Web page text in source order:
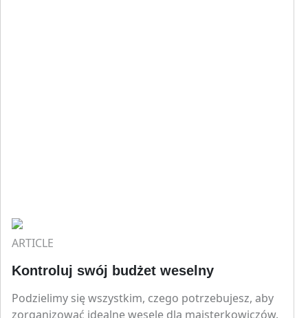
ARTICLE
Kontroluj swój budżet weselny
Podzielimy się wszystkim, czego potrzebujesz, aby
zorganizować idealne wesele dla majsterkowiczów.